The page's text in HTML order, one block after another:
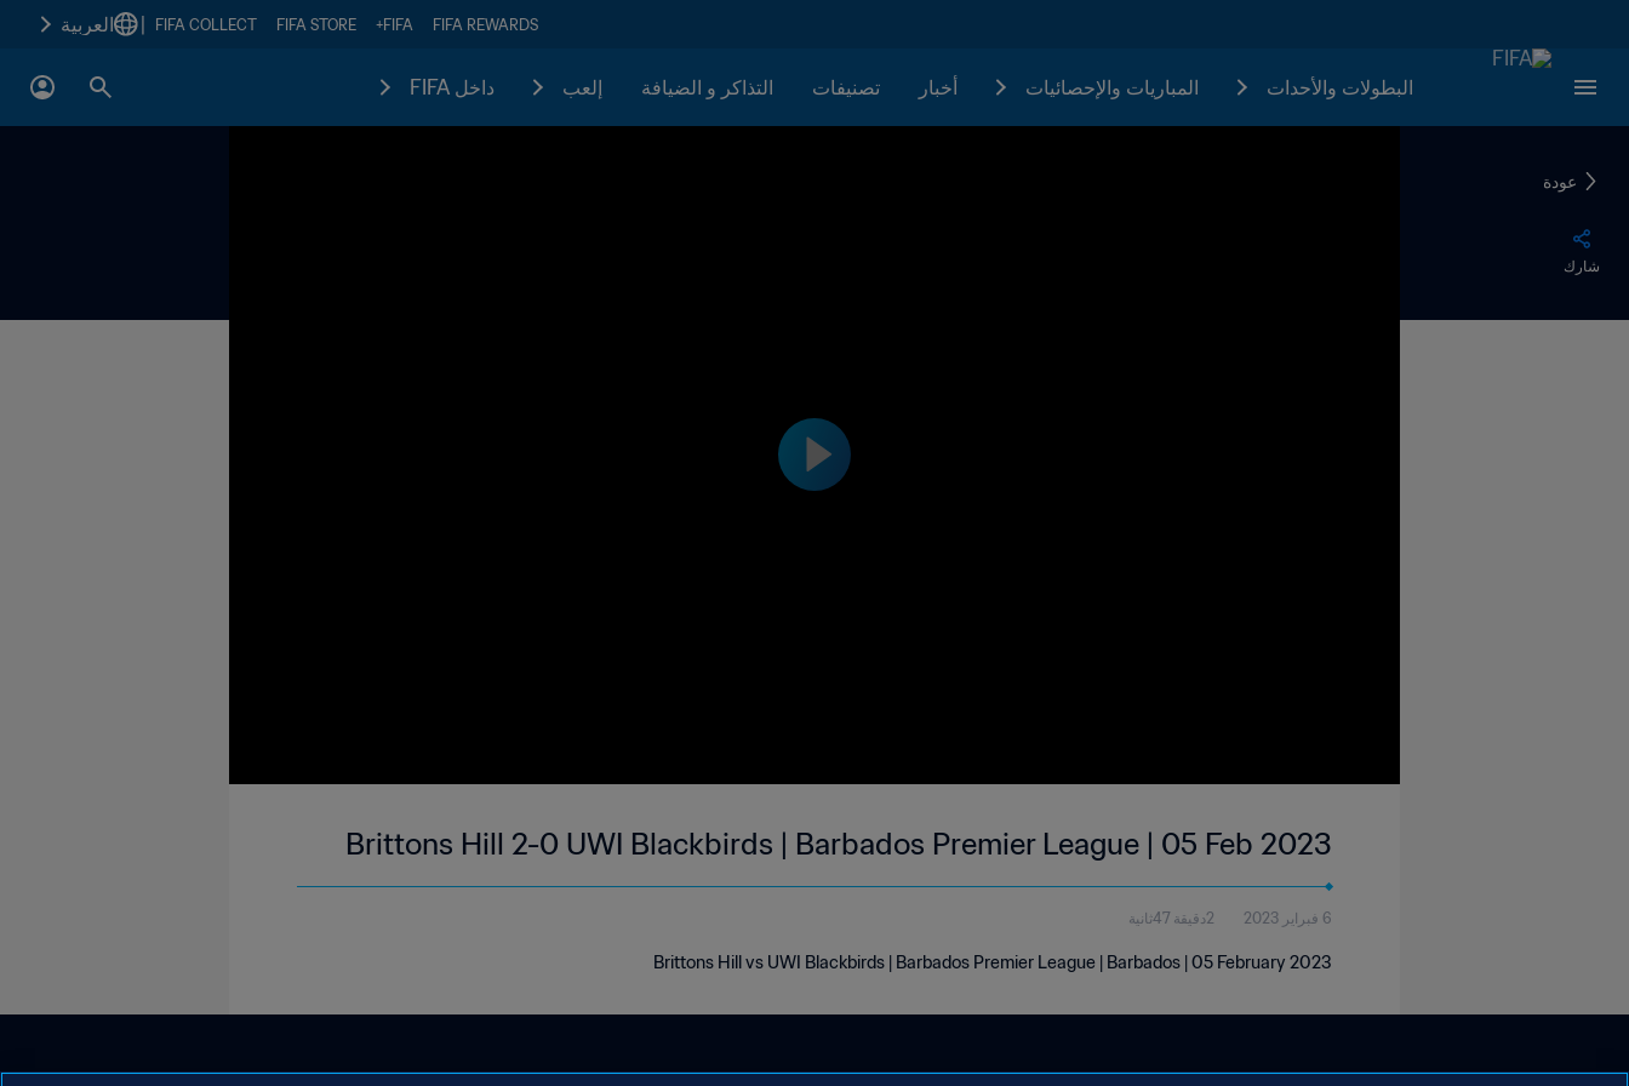
FIFA REWARDS
FIFA+
FIFA STORE
FIFA COLLECT العربية
البطولات والأحدات المباريات والإحصائيات أخبار تصنيفات التذاكر و الضيافة إلعب داخل FIFA
عودة
شارك
Brittons Hill 2-0 UWI Blackbirds | Barbados Premier League | 05 Feb 2023
6 فبراير 2023 2دقيقة 47ثانية
Brittons Hill vs UWI Blackbirds | Barbados Premier League | Barbados | 05 February 2023